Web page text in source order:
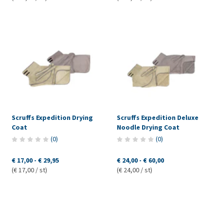
Scruffs Expedition Drying
Coat
(0)
€ 17,00 - € 29,95
(€ 17,00 / st)
Scruffs Expedition Deluxe
Noodle Drying Coat
(0)
€ 24,00 - € 60,00
(€ 24,00 / st)